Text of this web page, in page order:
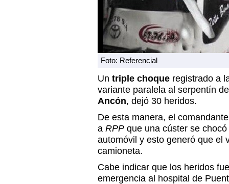
Foto: Referencial
Un triple choque registrado a
variante paralela al serpentín
Ancón, dejó 30 heridos.
De esta manera, el comandante
a RPP que una cúster se
automóvil y esto generó que el
camioneta.
Cabe indicar que los heridos
emergencia al hospital de